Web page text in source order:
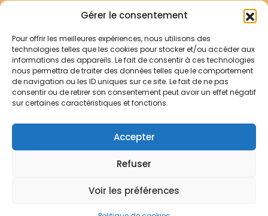
Gérer le consentement
Pour offrir les meilleures expériences, nous utilisons des
technologies telles que les cookies pour stocker et/ou accéder aux
informations des appareils. Le fait de consentir à ces technologies
nous permettra de traiter des données telles que le comportement
de navigation ou les ID uniques sur ce site. Le fait de ne pas
consentir ou de retirer son consentement peut avoir un effet négatif
sur certaines caractéristiques et fonctions.
Accepter
Refuser
Voir les préférences
Archives Franciscaines
RECHERCHER
Comment chercher ?
Les archives
Notre démarche
Contact